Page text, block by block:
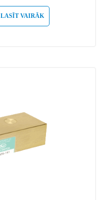
LASĪT VAIRĀK